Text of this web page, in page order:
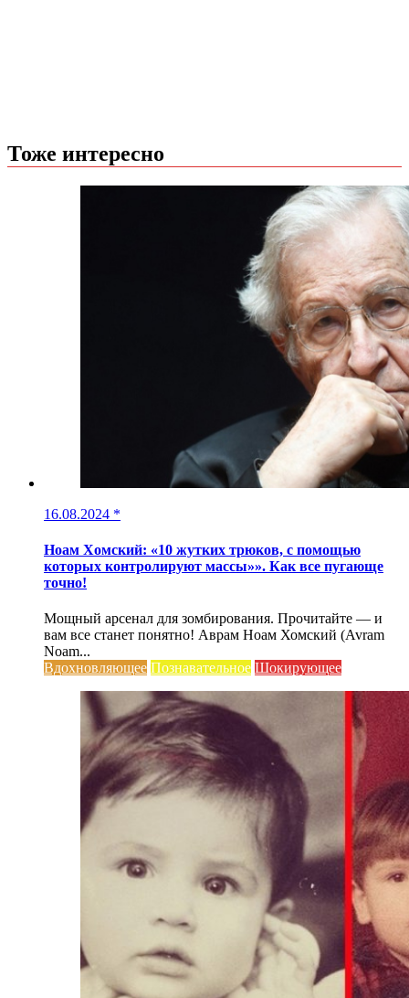
Тоже интересно
16.08.2024 *
Ноам Хомский: «10 жутких трюков, с помощью
которых контролируют массы»». Как все пугающе
точно!
Мощный арсенал для зомбирования. Прочитайте — и
вам все станет понятно! Аврам Ноам Хомский (Avram
Noam...
Вдохновляющее Познавательное Шокирующее